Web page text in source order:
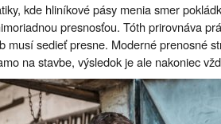
kde hliníkové pásy menia smer
presnosťou. Tóth prirovnáva
musí sedieť presne. Moderné prenosné
na stavbe, výsledok je ale nakoniec